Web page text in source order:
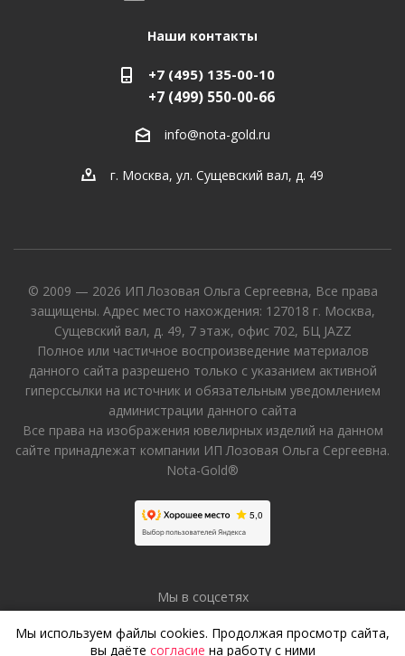
Наши контакты
+7 (495) 135-00-10
+7 (499) 550-00-66
info@nota-gold.ru
г. Москва, ул. Сущевский вал, д. 49
© 2009 — 2026 ИП Лозовая Ольга Сергеевна, Все права
защищены. Адрес место нахождения: 127018 г. Москва,
Сущевский вал, д. 49, 7 этаж, офис 702, БЦ JAZZ
Полное или частичное воспроизведение материалов
данного сайта разрешено только с указанием активной
гиперссылки на источник и обязательным уведомлением
администрации данного сайта
Все права на изображения ювелирных изделий на данном
сайте принадлежат компании ИП Лозовая Ольга Сергеевна.
Nota-Gold®
Мы в соцсетях
Мы используем файлы cookies. Продолжая просмотр сайта,
вы даёте согласие на работу с ними